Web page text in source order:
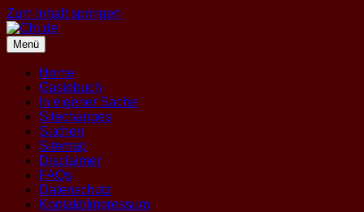
Zum Inhalt springen
Menü
Home
Gästebuch
In eigener Sache
Sitechanges
Suchen
Sitemap
Disclaimer
FAQs
Datenschutz
Kontakt/Impressum